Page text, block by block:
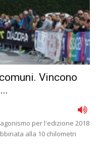
Vincono
per l'edizione 2018
alla 10 chilometri